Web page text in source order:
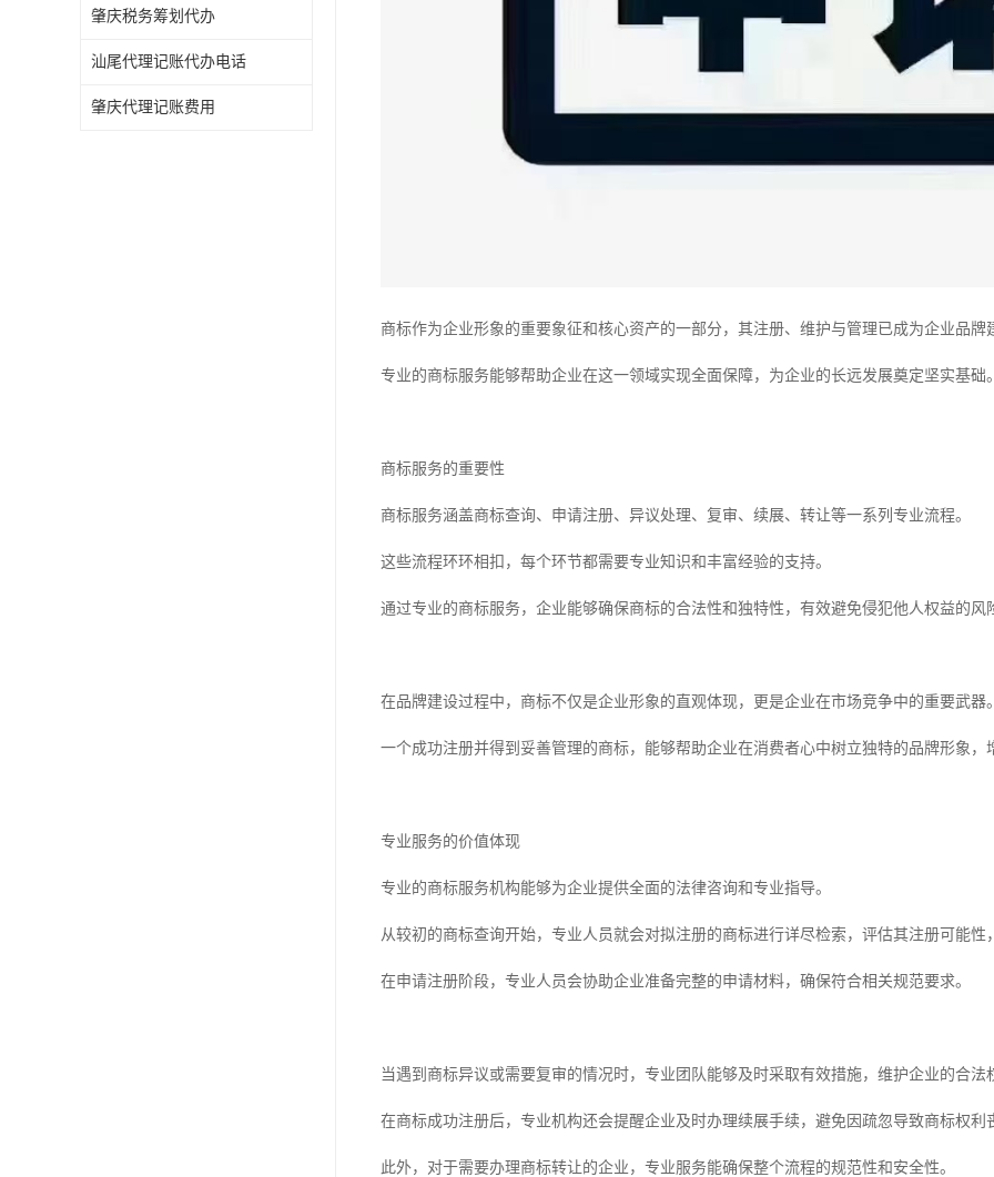
肇庆税务筹划代办
汕尾代理记账代办电话
肇庆代理记账费用
商标作为企业形象的重要象征和核心资产的一部分，其注册、维护与管理已成为企业品
专业的商标服务能够帮助企业在这一领域实现全面保障，为企业的长远发展奠定坚实基础
商标服务的重要性
商标服务涵盖商标查询、申请注册、异议处理、复审、续展、转让等一系列专业流程。
这些流程环环相扣，每个环节都需要专业知识和丰富经验的支持。
通过专业的商标服务，企业能够确保商标的合法性和独特性，有效避免侵犯他人权益的
在品牌建设过程中，商标不仅是企业形象的直观体现，更是企业在市场竞争中的重要武器
一个成功注册并得到妥善管理的商标，能够帮助企业在消费者心中树立独特的品牌形象
专业服务的价值体现
专业的商标服务机构能够为企业提供全面的法律咨询和专业指导。
从较初的商标查询开始，专业人员就会对拟注册的商标进行详尽检索，评估其注册可能性
在申请注册阶段，专业人员会协助企业准备完整的申请材料，确保符合相关规范要求。
当遇到商标异议或需要复审的情况时，专业团队能够及时采取有效措施，维护企业的合法
在商标成功注册后，专业机构还会提醒企业及时办理续展手续，避免因疏忽导致商标权利
此外，对于需要办理商标转让的企业，专业服务能确保整个流程的规范性和安全性。